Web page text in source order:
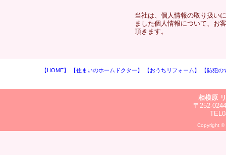
当社は、個人情報の取り扱い
ました個人情報について、お
頂きます。
【HOME】 【住まいのホームドクター】 【おうちリフォーム】 【防犯
相模原
〒252-
Copyright ©